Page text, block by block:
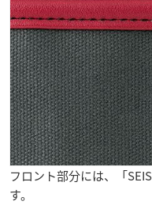
フロント部分には、「
す。